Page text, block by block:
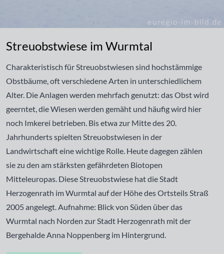
Streuobstwiese im Wurmtal
Charakteristisch für Streuobstwiesen sind hochstämmige
Obstbäume, oft verschiedene Arten in unterschiedlichem
Alter. Die Anlagen werden mehrfach genutzt: das Obst wird
geerntet, die Wiesen werden gemäht und häufig wird hier
noch Imkerei betrieben. Bis etwa zur Mitte des 20.
Jahrhunderts spielten Streuobstwiesen in der
Landwirtschaft eine wichtige Rolle. Heute dagegen zählen
sie zu den am stärksten gefährdeten Biotopen
Mitteleuropas. Diese Streuobstwiese hat die Stadt
Herzogenrath im Wurmtal auf der Höhe des Ortsteils Straß
2005 angelegt. Aufnahme: Blick von Süden über das
Wurmtal nach Norden zur Stadt Herzogenrath mit der
Bergehalde Anna Noppenberg im Hintergrund.